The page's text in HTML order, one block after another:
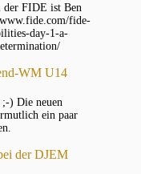
der FIDE ist Ben
fide-
day-1-a-
WM U14
) Die neuen
ein paar
der DJEM